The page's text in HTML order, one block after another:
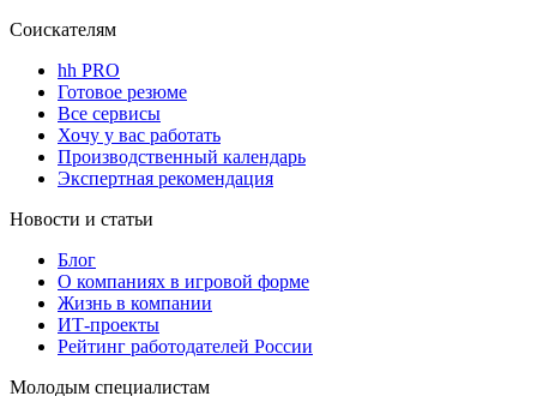
Соискателям
hh PRO
Готовое резюме
Все сервисы
Хочу у вас работать
Производственный календарь
Экспертная рекомендация
Новости и статьи
Блог
О компаниях в игровой форме
Жизнь в компании
ИТ-проекты
Рейтинг работодателей России
Молодым специалистам